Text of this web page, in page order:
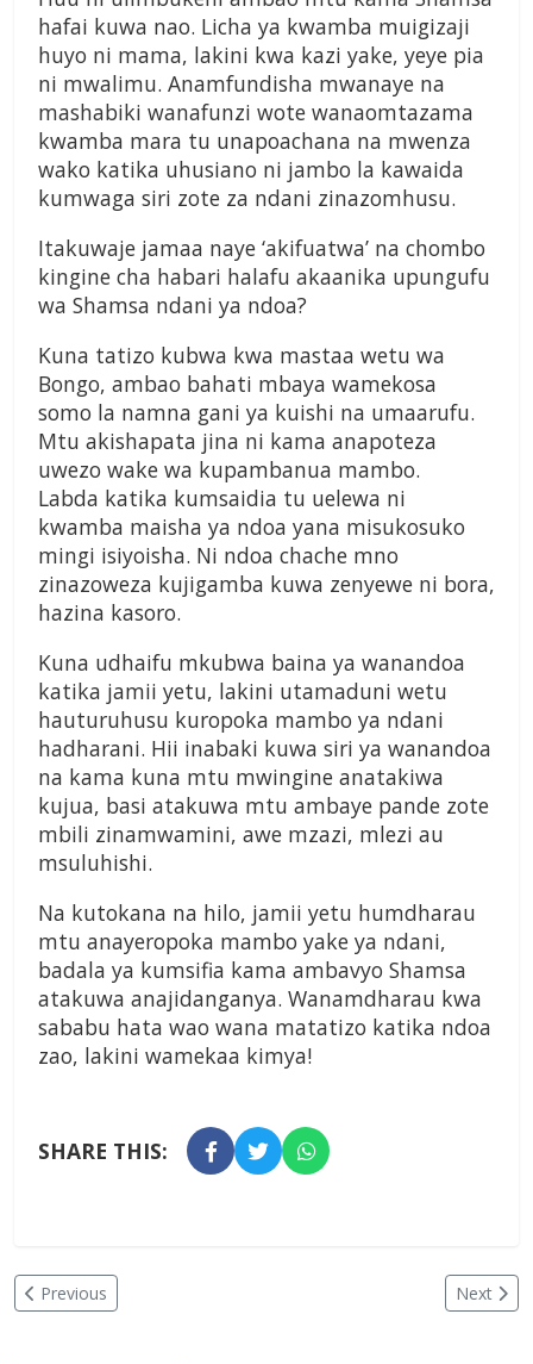
hafai kuwa nao. Licha ya kwamba muigizaji
huyo ni mama, lakini kwa kazi yake, yeye pia
ni mwalimu. Anamfundisha mwanaye na
mashabiki wanafunzi wote wanaomtazama
kwamba mara tu unapoachana na mwenza
wako katika uhusiano ni jambo la kawaida
kumwaga siri zote za ndani zinazomhusu.
Itakuwaje jamaa naye ‘akifuatwa’ na chombo
kingine cha habari halafu akaanika upungufu
wa Shamsa ndani ya ndoa?
Kuna tatizo kubwa kwa mastaa wetu wa
Bongo, ambao bahati mbaya wamekosa
somo la namna gani ya kuishi na umaarufu.
Mtu akishapata jina ni kama anapoteza
uwezo wake wa kupambanua mambo.
Labda katika kumsaidia tu uelewa ni
kwamba maisha ya ndoa yana misukosuko
mingi isiyoisha. Ni ndoa chache mno
zinazoweza kujigamba kuwa zenyewe ni bora,
hazina kasoro.
Kuna udhaifu mkubwa baina ya wanandoa
katika jamii yetu, lakini utamaduni wetu
hauturuhusu kuropoka mambo ya ndani
hadharani. Hii inabaki kuwa siri ya wanandoa
na kama kuna mtu mwingine anatakiwa
kujua, basi atakuwa mtu ambaye pande zote
mbili zinamwamini, awe mzazi, mlezi au
msuluhishi.
Na kutokana na hilo, jamii yetu humdharau
mtu anayeropoka mambo yake ya ndani,
badala ya kumsifia kama ambavyo Shamsa
atakuwa anajidanganya. Wanamdharau kwa
sababu hata wao wana matatizo katika ndoa
zao, lakini wamekaa kimya!
SHARE THIS:
Previous Next